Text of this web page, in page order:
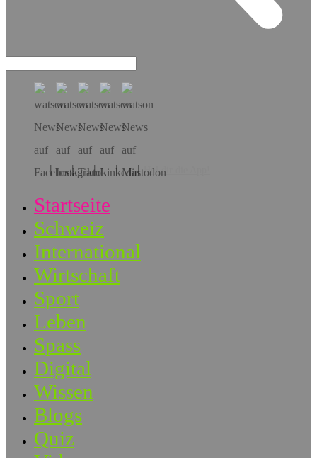
Hol dir die App!
Startseite
Schweiz
International
Wirtschaft
Sport
Leben
Spass
Digital
Wissen
Blogs
Quiz